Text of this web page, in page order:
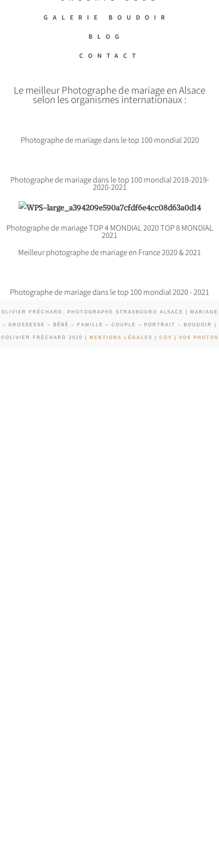
GALERIE BOUDOIR
BLOG
CONTACT
Le meilleur Photographe de mariage en Alsace
selon les organismes internationaux :
Photographe de mariage dans le top 100 mondial 2020
Photographe de mariage dans le top 100 mondial 2018-2019-
2020-2021
Photographe de mariage TOP 4 MONDIAL 2020 TOP 8 MONDIAL
2021
Meilleur photographe de mariage en France 2020 & 2021
Photographe de mariage dans le top 100 mondial 2020 - 2021
OLIVIER FRÉCHARD, PHOTOGRAPHE STRASBOURG ALSACE | MARIAGE
– GROSSESSE – BÉBÉ – FAMILLE – COUPLE – PORTRAIT – BOUDOIR |
©OLIVIER FRÉCHARD 2020 | MENTIONS LÉGALES CGV VOS PHOTOS